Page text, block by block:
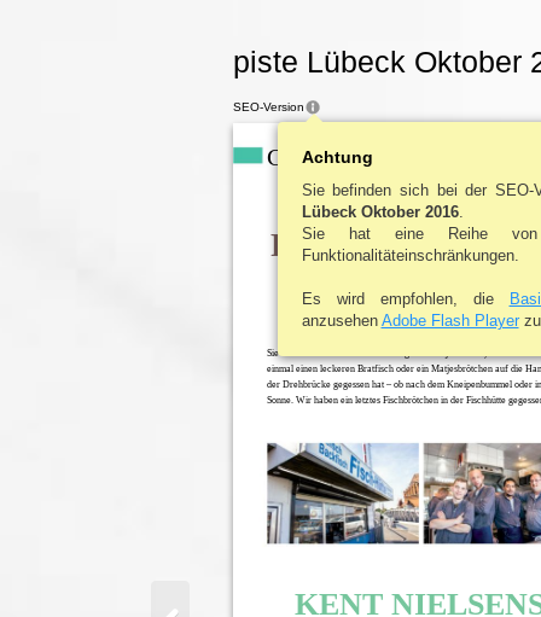
piste Lübeck Oktober
CITY NEWS
KENT
DAS LETZTE
LEGENDÄRE FISCHHÜTTE
SCHLIESST ZUM OKTOBER
Sie war schon eine Instititution. Es gibt kaum jemanden, der nicht
einmal einen leckeren Bratfisch oder ein Matjesbrötchen auf die
der Drehbrücke gegessen hat – ob nach dem Kneipenbummel oder
Sonne. Wir haben ein letztes Fischbrötchen in der Fischhütte
SEO-Version
Achtung
Sie befinden sich bei der
Lübeck Oktober 2016.
Sie hat eine Reihe von
Funktionalitäteinschränkungen.
Es wird empfohlen, die
anzusehen Adobe Flash Playerzu